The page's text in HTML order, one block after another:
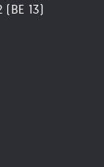
13)